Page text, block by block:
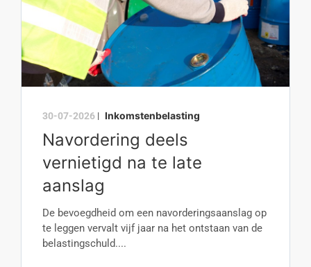
30-07-2026 | Inkomstenbelasting
Navordering deels
vernietigd na te late
aanslag
De bevoegdheid om een navorderingsaanslag op
te leggen vervalt vijf jaar na het ontstaan van de
belastingschuld....